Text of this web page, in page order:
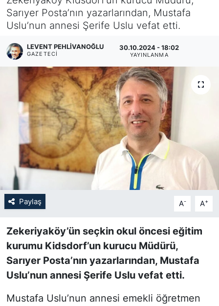
Sarıyer Posta’nın yazarlarından, Mustafa
Uslu’nun annesi Şerife Uslu vefat etti.
LEVENT PEHLIVANOĞLU
GAZETECI
30.10.2024 - 18:02
YAYINLANMA
Paylaş A- A+
Zekeriyaköy’ün seçkin okul öncesi eğitim
kurumu Kidsdorf’un kurucu Müdürü,
Sarıyer Posta’nın yazarlarından, Mustafa
Uslu’nun annesi Şerife Uslu vefat etti.
Mustafa Uslu’nun annesi emekli öğretmen
KÖŞE YAZILARI
KÖŞE YAZILARI (Arşiv)
KÜLTÜR SANAT
MAGAZİN
RÖPORTAJ
SAĞLIK
SARIYER HABERLERİ
SARIYER İMAR BARIŞI
SİYASET
SON DAKİKA HABERİ
SPOR